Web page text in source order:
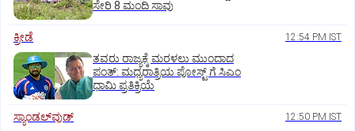
ಸೇರಿ 8 ಮಂದಿ ಸಾವು
ಕ್ರೀಡೆ 12:54 PM IST
ತವರು ರಾಜ್ಯಕ್ಕೆ ಮರಳಲು ಮುಂದಾದ
ಪಂತ್:‌ ಮಧ್ಯರಾತ್ರಿಯ ಪೋಸ್ಟ್‌ ಗೆ ಸಿಎಂ
ಧಾಮಿ ಪ್ರತಿಕ್ರಿಯೆ
ಸ್ಯಾಂಡಲ್‌ವುಡ್‌ 12:50 PM IST